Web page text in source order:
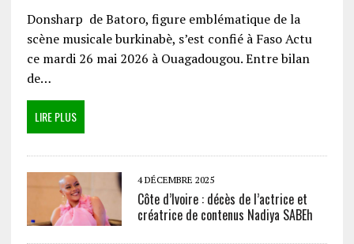
Donsharp de Batoro, figure emblématique de la
scène musicale burkinabè, s’est confié à Faso Actu
ce mardi 26 mai 2026 à Ouagadougou. Entre bilan
de…
LIRE PLUS
4 DÉCEMBRE 2025
Côte d’Ivoire : décès de l’actrice et
créatrice de contenus Nadiya SABEh